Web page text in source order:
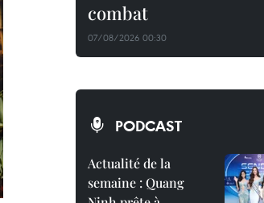
combat
07/08/2026 00:30
PODCAST
Actualité de la
semaine : Quang